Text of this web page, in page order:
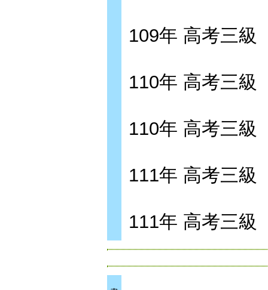
109年 高考三級
110年 高考三級
110年 高考三級
111年 高考三級
111年 高考三級